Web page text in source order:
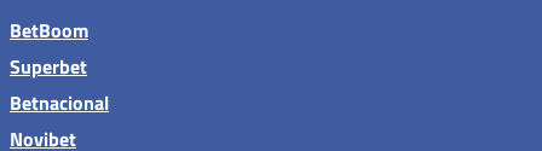
BetBoom
Superbet
Betnacional
Novibet